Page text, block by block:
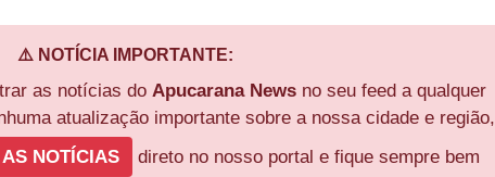
⚠️ NOTÍCIA IMPORTANTE:
as notícias do Apucarana Newsno seu feed a qualquer
atualização importante sobre a nossa cidade e região,
NOTÍCIAS
direto no nosso portal e fique sempre bem